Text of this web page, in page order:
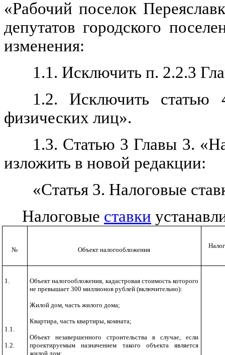
«Рабочий поселок
депутатов городского
изменения:
1.1. Исключить п. 2.2.3
1.2. Исключить
физических лиц».
1.3. Статью 3 Главы 3.
изложить в новой редакции:
«Статья 3. Налоговые
Налоговые ставки
№ Объект налогообложения
1.
1.1.
1.2.
Объект налогообложения, кадастровая стоимость которого
не превышает 300 миллионов рублей (включительно):
Жилой дом, часть жилого дома;
Квартира, часть квартиры, комната;
Объект незавершенного строительства в случае, если
проектируемым назначением такого объекта является
жилой дом;